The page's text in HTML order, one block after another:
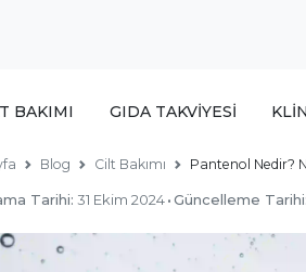
BAKIMI GIDA TAKVİYESİ
Blog Cilt Bakımı Pantenol Nedir?
Tarihi: 31 Ekim 2024 ·Güncelleme Tarihi: